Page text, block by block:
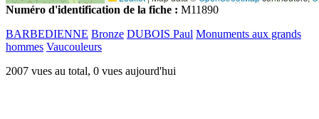
Numéro d'identification de la fiche : M11890
BARBEDIENNE Bronze DUBOIS Paul Monuments aux grands
hommes Vaucouleurs
2007 vues au total, 0 vues aujourd'hui